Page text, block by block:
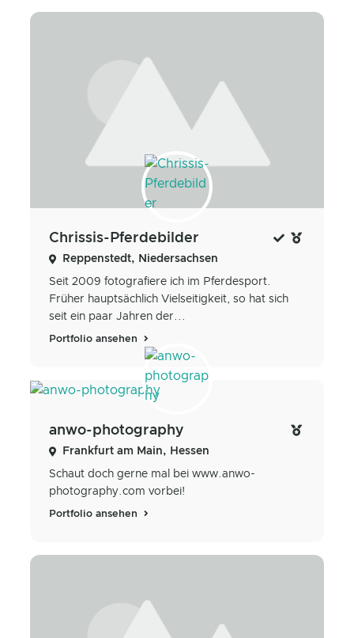
Chrissis-Pferdebilder
Reppenstedt, Niedersachsen
Seit 2009 fotografiere ich im Pferdesport.
Früher hauptsächlich Vielseitigkeit, so hat sich
seit ein paar Jahren der...
Portfolio ansehen
anwo-photography
Frankfurt am Main, Hessen
Schaut doch gerne mal bei www.anwo-
photography.com vorbei!
Portfolio ansehen